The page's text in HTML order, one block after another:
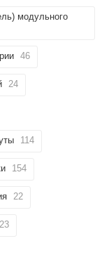
модульного
46
24
114
154
22
23